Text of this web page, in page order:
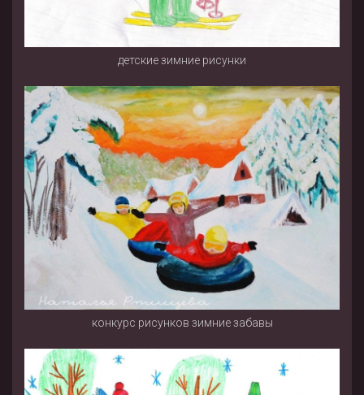
детские зимние рисунки
конкурс рисунков зимние забавы